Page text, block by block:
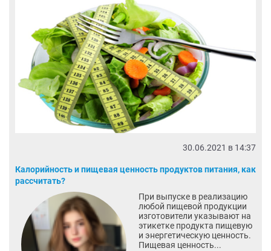
30.06.2021 в 14:37
Калорийность и пищевая ценность продуктов питания, как
рассчитать?
При выпуске в реализацию
любой пищевой продукции
изготовители указывают на
этикетке продукта пищевую
и энергетическую ценность.
Пищевая ценность...